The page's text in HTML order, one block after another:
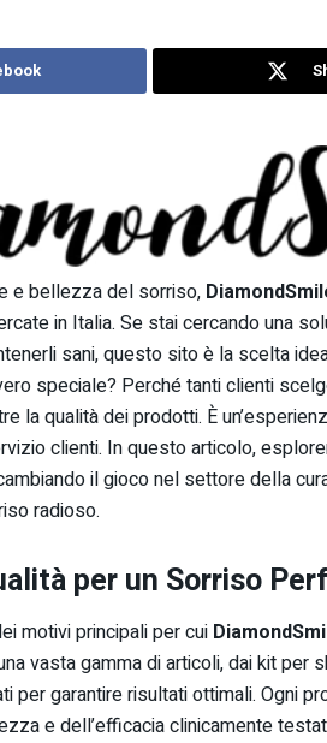
e bellezza del sorriso,
in Italia. Se stai cercando una
sani, questo sito è la scelta
speciale? Perché tanti clienti
la qualità dei prodotti. È
clienti. In questo articolo,
il gioco nel settore della
radioso.
per un Sorriso
motivi principali per cui
vasta gamma di articoli, dai kit per
per garantire risultati ottimali. Ogni
e dell’efficacia clinicamente